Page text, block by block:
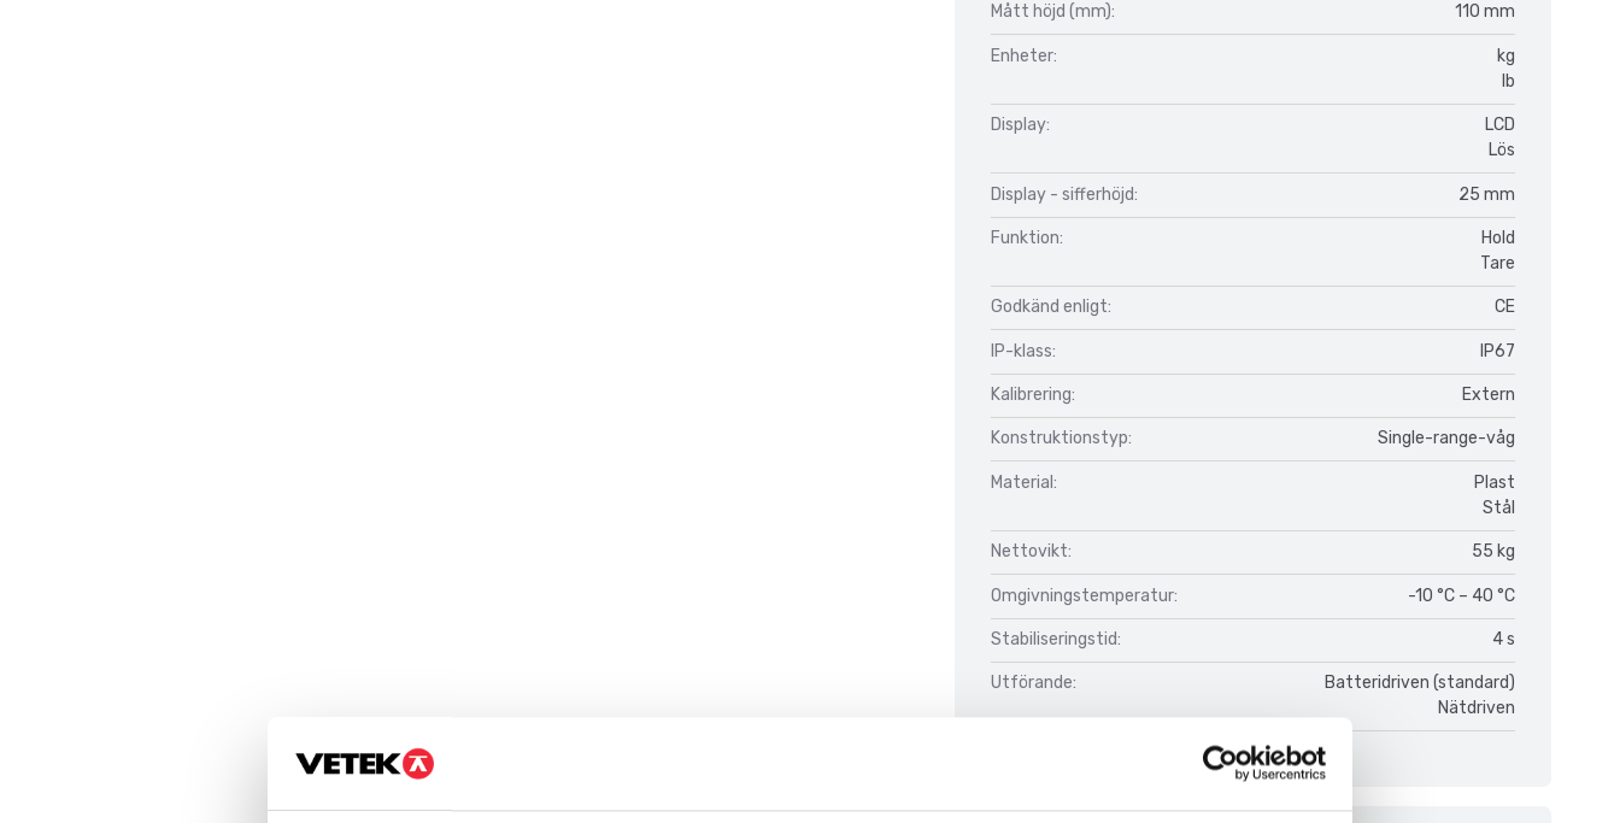
Mått höjd (mm): 110 mm
Enheter:
kg
lb
Display:
LCD
Lös
Display - sifferhöjd: 25 mm
Funktion:
Hold
Tare
Godkänd enligt: CE
IP-klass: IP67
Kalibrering: Extern
Konstruktionstyp: Single-range-våg
Material:
Plast
Stål
Nettovikt: 55 kg
Omgivningstemperatur: -10 °C – 40 °C
Stabiliseringstid: 4 s
Utförande:
Batteridriven (standard)
Nätdriven